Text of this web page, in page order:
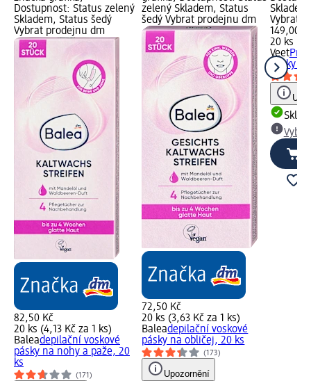
Dostupnost: Status zelený
Skladem, Status šedý
Vybrat prodejnu dm
82,50 Kč
20 ks (4,13 Kč za 1 ks)
Baleadepilační voskové
pásky na nohy a paže, 20
ks
(171)
zelený Skladem, Status
šedý Vybrat prodejnu dm
72,50 Kč
20 ks (3,63 Kč za 1 ks)
Baleadepilační voskové
pásky na obličej, 20 ks
(173)
Upozornění
Vybrat
149,00
20 ks
Veet
pásky